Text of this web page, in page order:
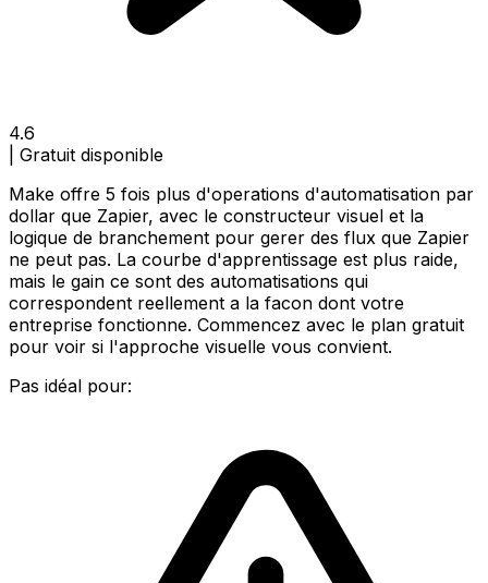
4.6
Gratuit disponible
Make offre 5 fois plus d'operations d'automatisation par
dollar que Zapier, avec le constructeur visuel et la
logique de branchement pour gerer des flux que Zapier
ne peut pas. La courbe d'apprentissage est plus raide,
mais le gain ce sont des automatisations qui
correspondent reellement a la facon dont votre
entreprise fonctionne. Commencez avec le plan gratuit
pour voir si l'approche visuelle vous convient.
Pas idéal pour: